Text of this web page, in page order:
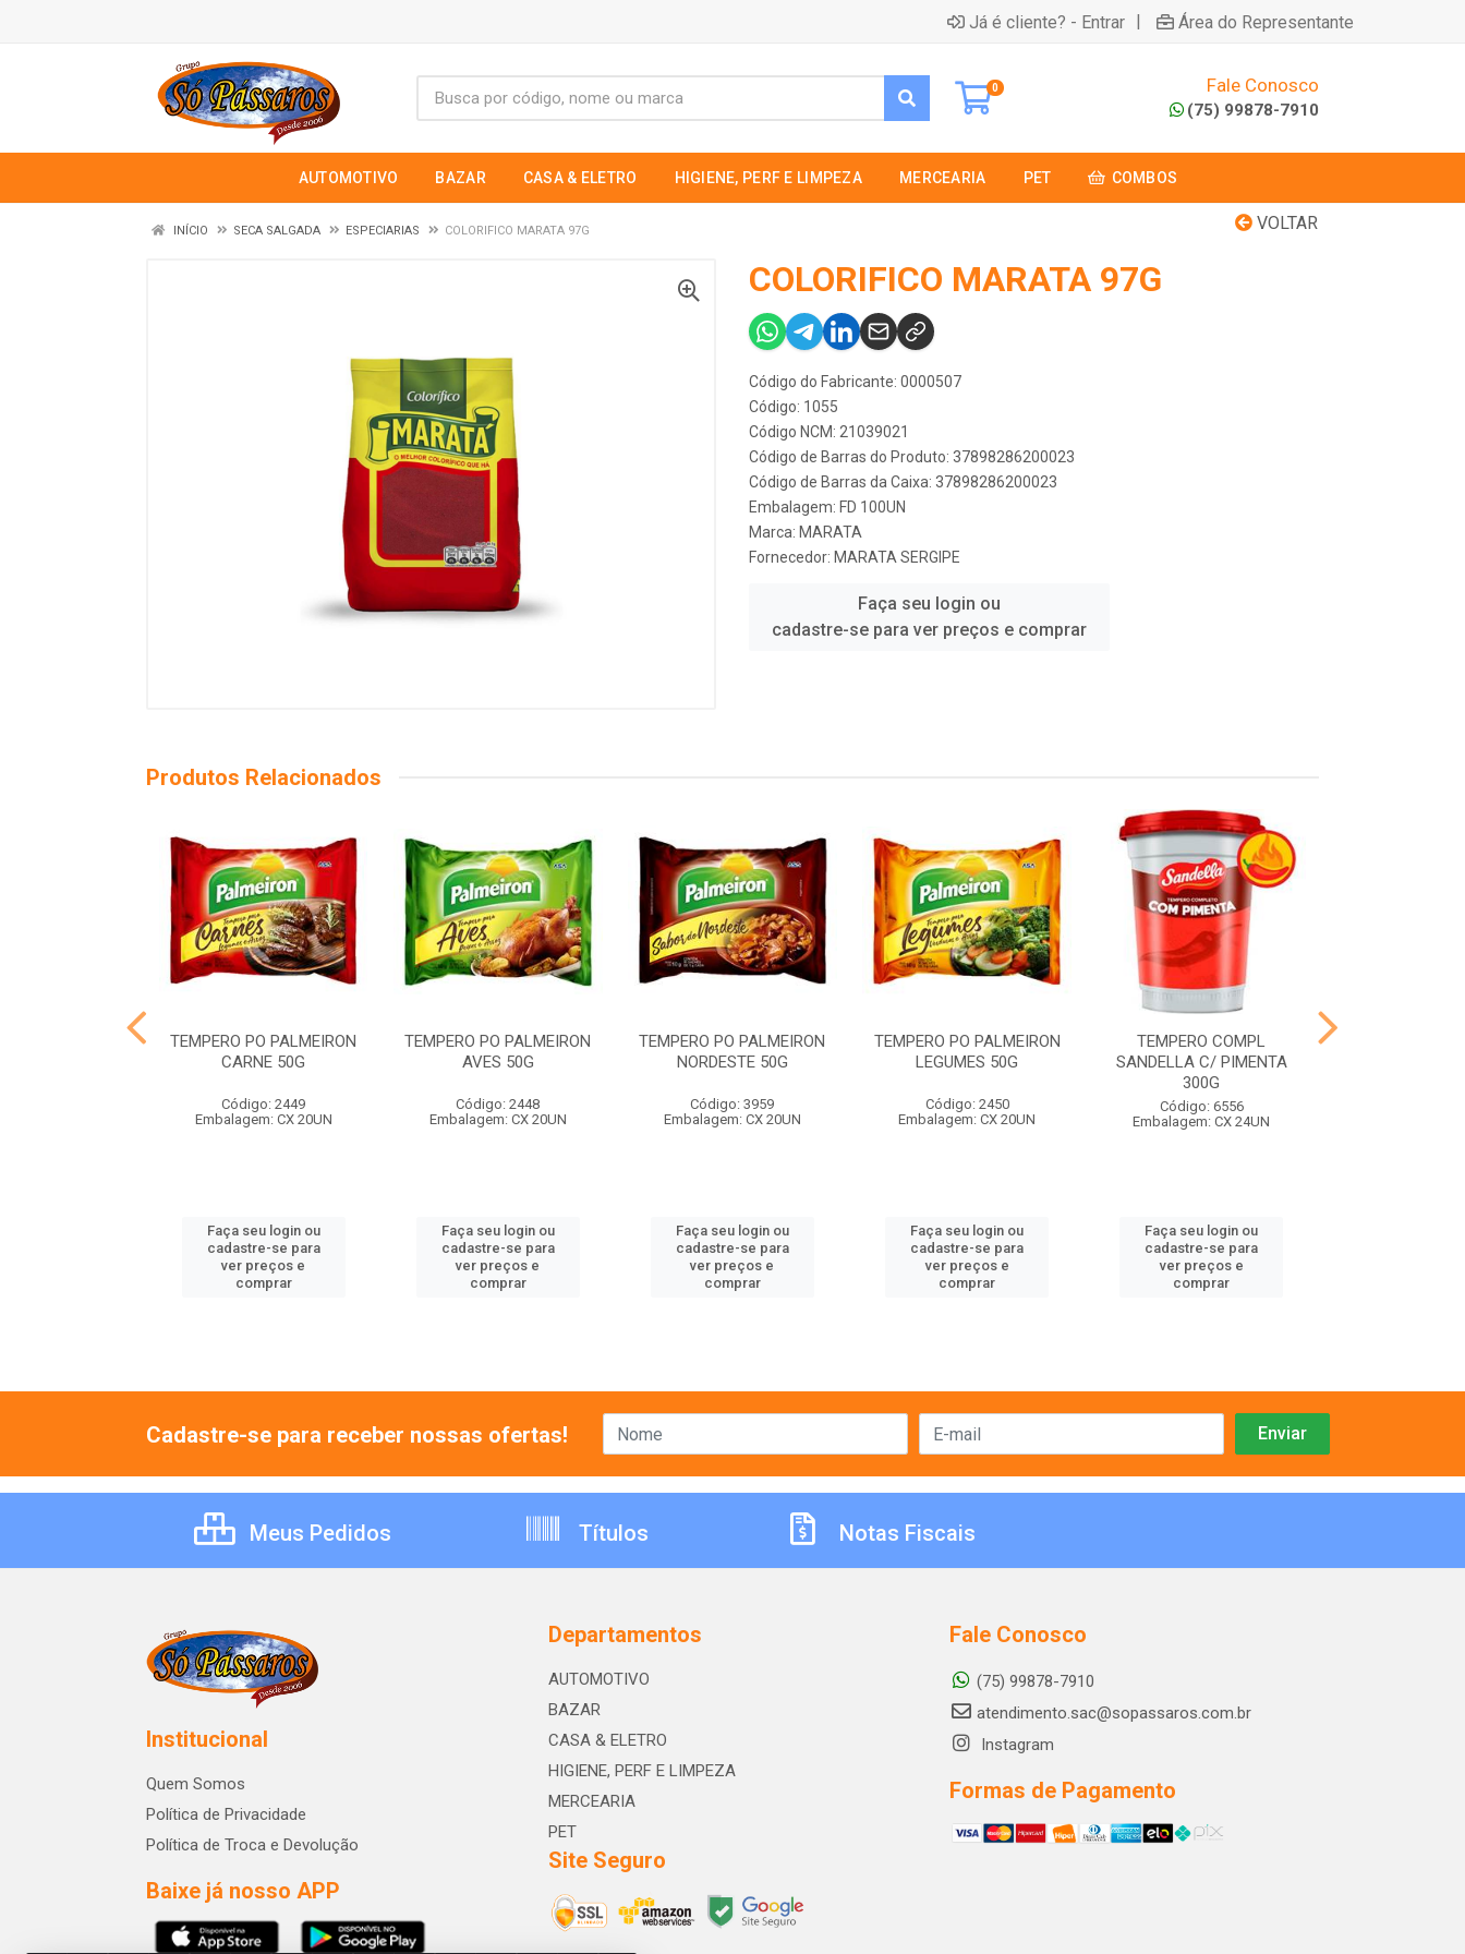
Já é cliente? - Entrar | Área do Representante
0 Fale Conosco
(75) 99878-7910
AUTOMOTIVO BAZAR CASA & ELETRO HIGIENE, PERF E LIMPEZA MERCEARIA PET COMBOS
VOLTAR
INÍCIO SECA SALGADA ESPECIARIAS COLORIFICO MARATA 97G
COLORIFICO MARATA 97G
Código do Fabricante: 0000507
Código: 1055
Código NCM: 21039021
Código de Barras do Produto: 37898286200023
Código de Barras da Caixa: 37898286200023
Embalagem: FD 100UN
Marca: MARATA
Fornecedor: MARATA SERGIPE
Faça seu login ou
cadastre-se para ver preços e comprar
Produtos Relacionados
TEMPERO PO PALMEIRON
CARNE 50G
Código: 2449
Embalagem: CX 20UN
Faça seu login ou
cadastre-se para
ver preços e
comprar
TEMPERO PO PALMEIRON
AVES 50G
Código: 2448
Embalagem: CX 20UN
Faça seu login ou
cadastre-se para
ver preços e
comprar
TEMPERO PO PALMEIRON
NORDESTE 50G
Código: 3959
Embalagem: CX 20UN
Faça seu login ou
cadastre-se para
ver preços e
comprar
TEMPERO PO PALMEIRON
LEGUMES 50G
Código: 2450
Embalagem: CX 20UN
Faça seu login ou
cadastre-se para
ver preços e
comprar
TEMPERO COMPL
SANDELLA C/ PIMENTA
300G
Código: 6556
Embalagem: CX 24UN
Faça seu login ou
cadastre-se para
ver preços e
comprar
Cadastre-se para receber nossas ofertas!
Meus Pedidos Títulos Notas Fiscais
Institucional
Quem Somos
Política de Privacidade
Política de Troca e Devolução
Baixe já nosso APP
Departamentos
AUTOMOTIVO
BAZAR
CASA & ELETRO
HIGIENE, PERF E LIMPEZA
MERCEARIA
PET
Site Seguro
Fale Conosco
(75) 99878-7910
atendimento.sac@sopassaros.com.br
Instagram
Formas de Pagamento